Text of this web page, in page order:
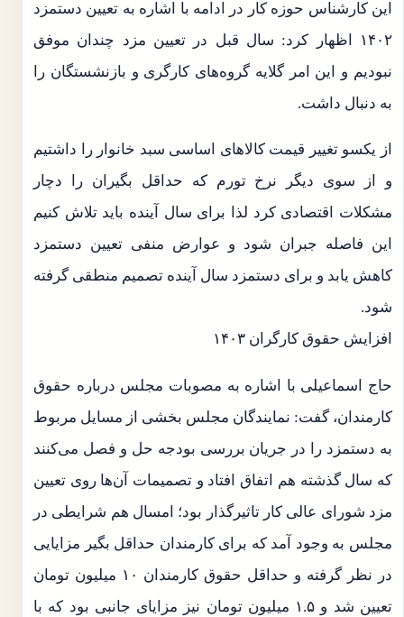
این کارشناس حوزه کار در ادامه با اشاره به تعیین دستمزد
۱۴۰۲ اظهار کرد: سال قبل در تعیین مزد چندان موفق
نبودیم و این امر گلایه گروه‌های کارگری و بازنشستگان را
به دنبال داشت.
از یکسو تغییر قیمت کالا‌های اساسی سبد خانوار را داشتیم
و از سوی دیگر نرخ تورم که حداقل بگیران را دچار
مشکلات اقتصادی کرد لذا برای سال آینده باید تلاش کنیم
این فاصله جبران شود و عوارض منفی تعیین دستمزد
کاهش یابد و برای دستمزد سال آینده تصمیم منطقی گرفته
شود.
افزایش حقوق کارگران ۱۴۰۳
حاج اسماعیلی با اشاره به مصوبات مجلس درباره حقوق
کارمندان، گفت: نمایندگان مجلس بخشی از مسایل مربوط
به دستمزد را در جریان بررسی بودجه حل و فصل می‌کنند
که سال گذشته هم اتفاق افتاد و تصمیمات آن‌ها روی تعیین
مزد شورای عالی کار تاثیرگذار بود؛ امسال هم شرایطی در
مجلس به وجود آمد که برای کارمندان حداقل بگیر مزایایی
در نظر گرفته و حداقل حقوق کارمندان ۱۰ میلیون تومان
تعیین شد و ۱.۵ میلیون تومان نیز مزایای جانبی بود که با